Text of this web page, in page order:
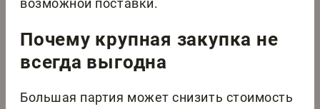
возможной поставки.
Почему крупная закупка не
всегда выгодна
Большая партия может снизить стоимость